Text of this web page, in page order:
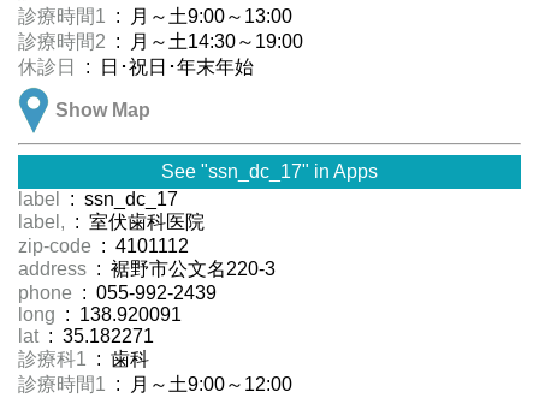
診療時間1 : 月～土9:00～13:00
診療時間2 : 月～土14:30～19:00
休診日
: 日･祝日･年末年始
Show Map
See "ssn_dc_17" in Apps
label
: ssn_dc_17
label, : 室伏歯科医院
zip-code : 4101112
address : 裾野市公文名220-3
phone : 055-992-2439
long : 138.920091
lat : 35.182271
診療科1 : 歯科
診療時間1 : 月～土9:00～12:00